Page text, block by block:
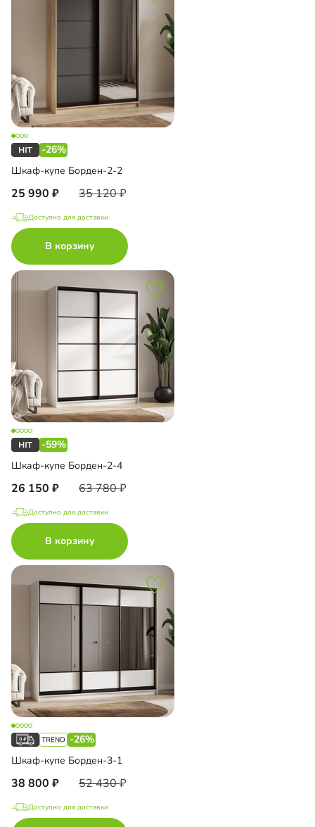
-26%
Шкаф-купе Борден-2-2
25 990 35 120
Доступно для доставки
В корзину
-59%
Шкаф-купе Борден-2-4
26 150 63 780
Доступно для доставки
В корзину
-26%
Шкаф-купе Борден-3-1
38 800 52 430
Доступно для доставки